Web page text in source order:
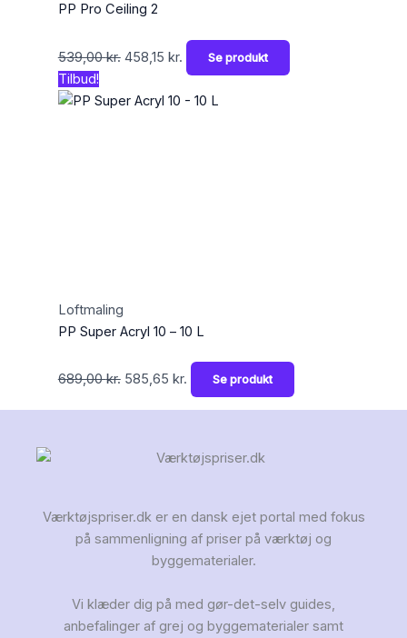
PP Pro Ceiling 2
539,00kr. 458,15 kr. Se produkt
Tilbud!
Loftmaling
PP Super Acryl 10 – 10 L
689,00kr. 585,65 kr. Se produkt
Værktøjspriser.dk er en dansk ejet portal med fokus
på sammenligning af priser på værktøj og
byggematerialer.
Vi klæder dig på med gør-det-selv guides,
anbefalinger af grej og byggematerialer samt